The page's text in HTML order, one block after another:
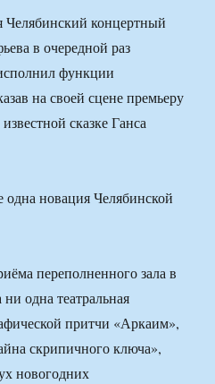
Челябинский концертный
в очередной раз
функции
на своей сцене премьеру
сказке Ганса
переполненного зала в
одна театральная
притчи «Аркаим»,
скрипичного ключа»,
новогодних